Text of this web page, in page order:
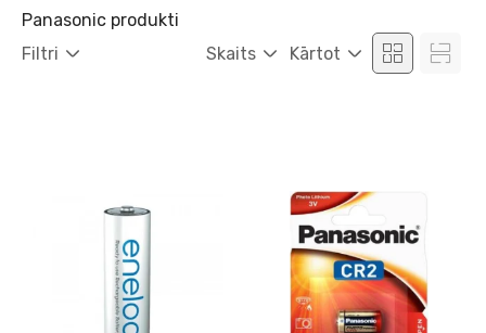
Panasonic produkti
Filtri
Skaits Kārtot